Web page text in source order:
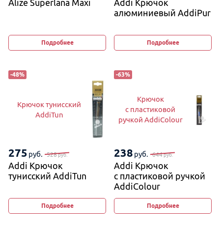
Alize Superlana Maxi
Подробнее
Addi Крючок
алюминиевый AddiPur
Подробнее
-48%
Крючок тунисский
AddiTun
275 руб. 528руб.
Addi Крючок
тунисский AddiTun
Подробнее
-63%
Крючок
с пластиковой
ручкой AddiColour
238 руб. 644руб.
Addi Крючок
с пластиковой ручкой
AddiColour
Подробнее